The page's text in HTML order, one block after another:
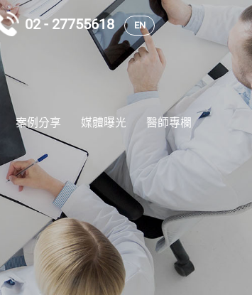
案例分享 媒體曝光 醫師專欄
02 - 27755618 EN